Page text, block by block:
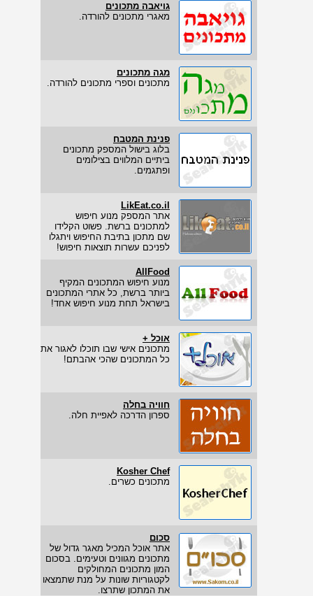
גויאבה מתכונים
מאגרי מתכונים להורדה.
מגה מתכונים
מתכונים וספרי מתכונים להורדה.
פנינת המטבח
בלוג בישול המספק מתכונים
ביתיים המלווים בצילומים
ופתגמים.
LikEat.co.il
אתר המספק מנוע חיפוש
למתכונים ברשת. פשוט הקלידו
שם מתכון בתיבת החיפוש ויתגלו
לפניכם עשרות תוצאות חיפוש!
AllFood
מנוע חיפוש המתכונים המקיף
ביותר ברשת, כל אתרי המתכונים
בישראל תחת מנוע חיפוש אחד!
אוכל +
מתכונים אישי שבו תוכלו לאגור את
כל המתכונים שהכי אהבתם!
חוויה בחלה
ספרון הדרכה לאפיית חלה.
Kosher Chef
מתכונים כשרים.
סכום
אתר אוכל המכיל מאגר גדול של
מתכונים מגוונים וטעימים. בסכום
המון מתכונים המחולקים
לקטגוריות שונות על מנת שתמצאו
את המתכון שתרצו.